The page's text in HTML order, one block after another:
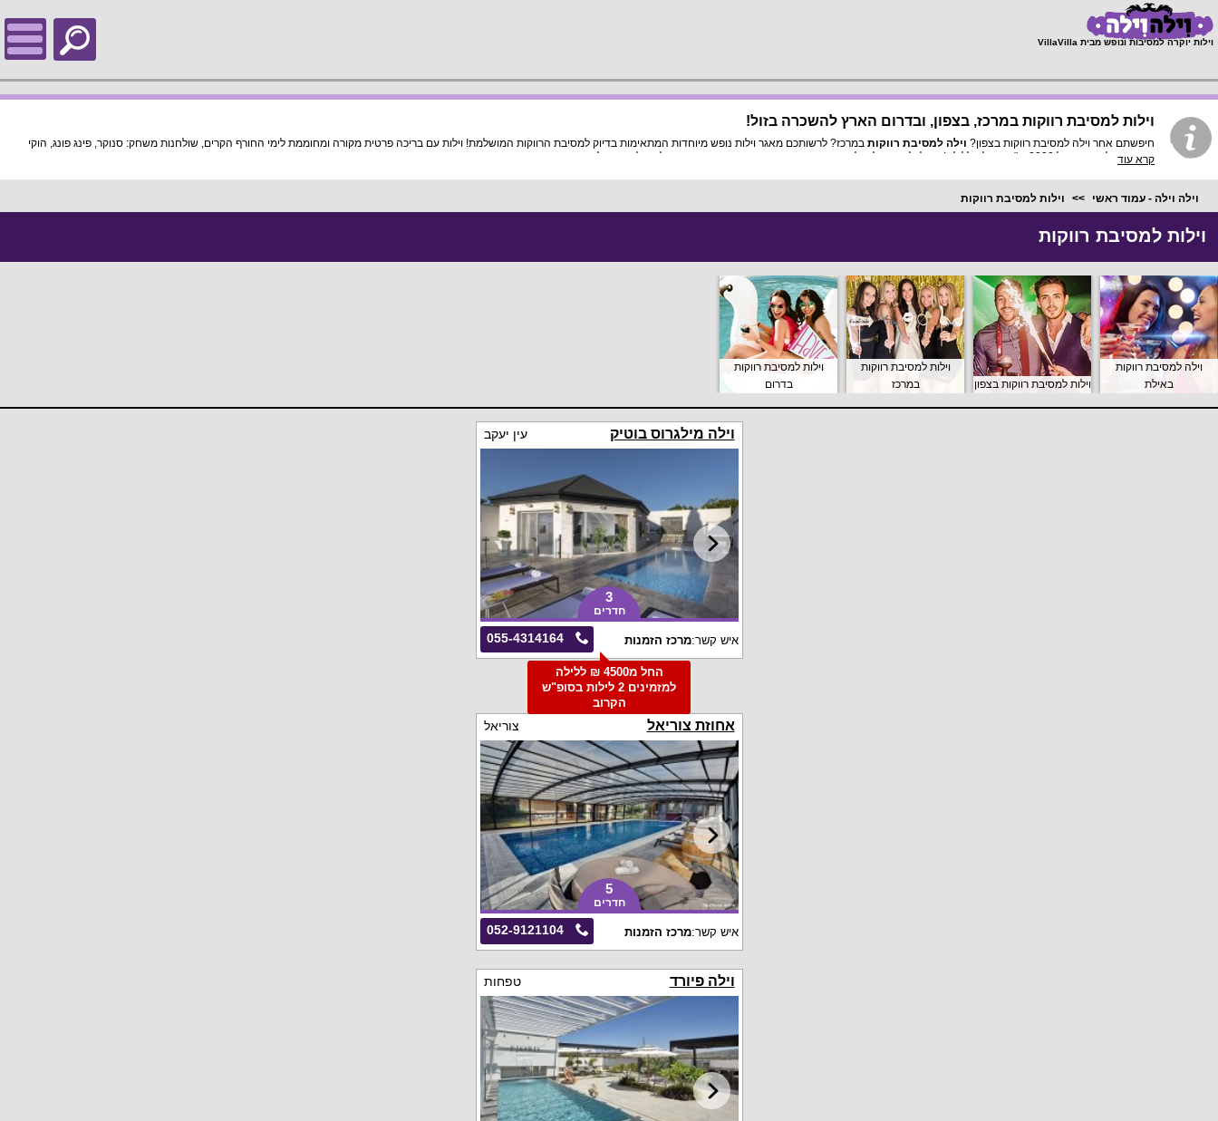
וילות יוקרה למסיבות ונופש מבית VillaVilla
וילות למסיבת רווקות במרכז, בצפון, ובדרום הארץ להשכרה בזול!
חיפשתם אחר וילה למסיבת רווקות בצפון? וילה למסיבת רווקות במרכז? לרשותכם מאגר וילות נופש מיוחדות המתאימות בדיוק למסיבת הרווקות המושלמת! וילות עם בריכה פרטית מקורה ומחוממת לימי החורף הקרים, שולחנות משחק: סנוקר, פינג פונג, הוקי
אוויר, והחל ממחיר של 2000 ש"ח ומעלה ללילה! תוכלו לישון בוילה ולהנות מחדרי פאר עם מיטה נוחה ומאבזור וילה שלם אשר לא יחסיר מכם דבר.
קרא עוד
וילה וילה - עמוד ראשי וילות למסיבת רווקות
וילות למסיבת רווקות
וילה למסיבת רווקות
באילת
וילות למסיבת רווקות בצפון
וילות למסיבת רווקות
במרכז
וילות למסיבת רווקות
בדרום
וילה מילגרוס בוטיק עין יעקב
3
חדרים
055-4314164 איש קשר:מרכז הזמנות
החל מ4500 ₪ ללילה
למזמינים 2 לילות בסופ"ש
הקרוב
אחוזת צוריאל צוריאל
5
חדרים
052-9121104 איש קשר:מרכז הזמנות
וילה פיורד טפחות